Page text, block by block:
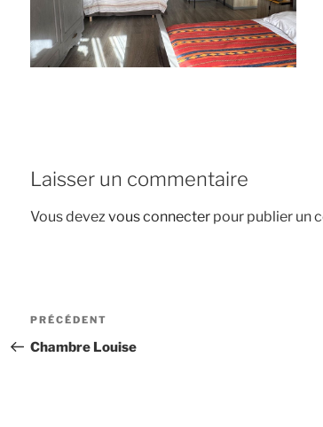
Laisser un commentaire
Vous devezvous connecter pour publier un
Navigation
de
Article
précédent
PRÉCÉDENT
Chambre Louise